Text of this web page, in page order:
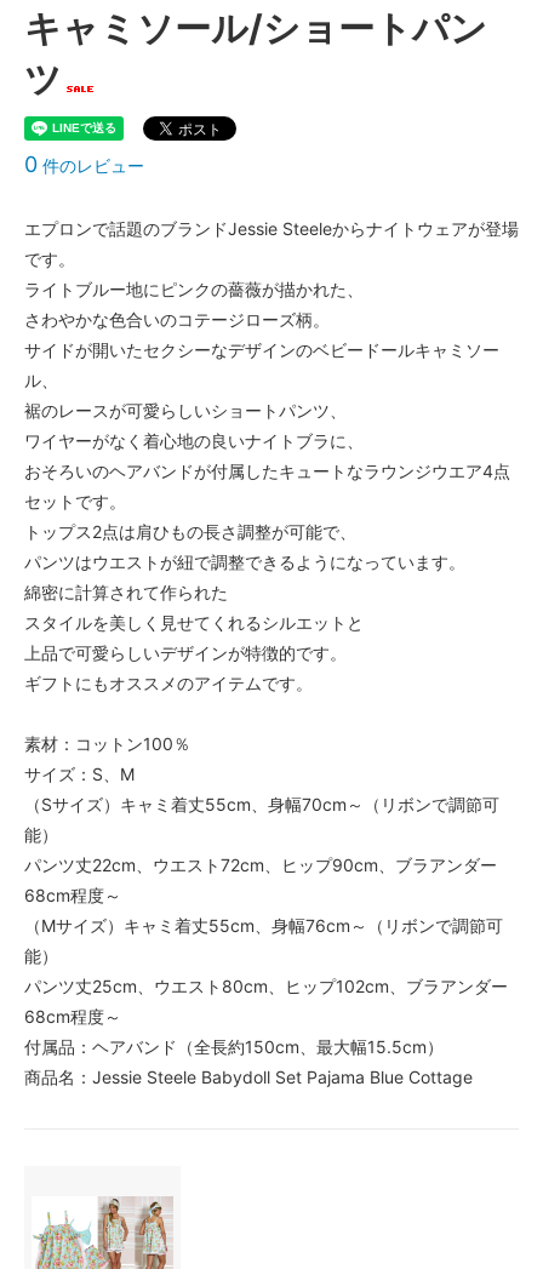
キャミソール/ショートパン
ツ
0 件のレビュー
エプロンで話題のブランドJessie Steeleからナイトウェアが登場
です。
ライトブルー地にピンクの薔薇が描かれた、
さわやかな色合いのコテージローズ柄。
サイドが開いたセクシーなデザインのベビードールキャミソー
ル、
裾のレースが可愛らしいショートパンツ、
ワイヤーがなく着心地の良いナイトブラに、
おそろいのヘアバンドが付属したキュートなラウンジウエア4点
セットです。
トップス2点は肩ひもの長さ調整が可能で、
パンツはウエストが紐で調整できるようになっています。
綿密に計算されて作られた
スタイルを美しく見せてくれるシルエットと
上品で可愛らしいデザインが特徴的です。
ギフトにもオススメのアイテムです。
素材：コットン100％
サイズ：S、M
（Sサイズ）キャミ着丈55cm、身幅70cm～（リボンで調節可
能）
パンツ丈22cm、ウエスト72cm、ヒップ90cm、ブラアンダー
68cm程度～
（Mサイズ）キャミ着丈55cm、身幅76cm～（リボンで調節可
能）
パンツ丈25cm、ウエスト80cm、ヒップ102cm、ブラアンダー
68cm程度～
付属品：ヘアバンド（全長約150cm、最大幅15.5cm）
商品名：Jessie Steele Babydoll Set Pajama Blue Cottage